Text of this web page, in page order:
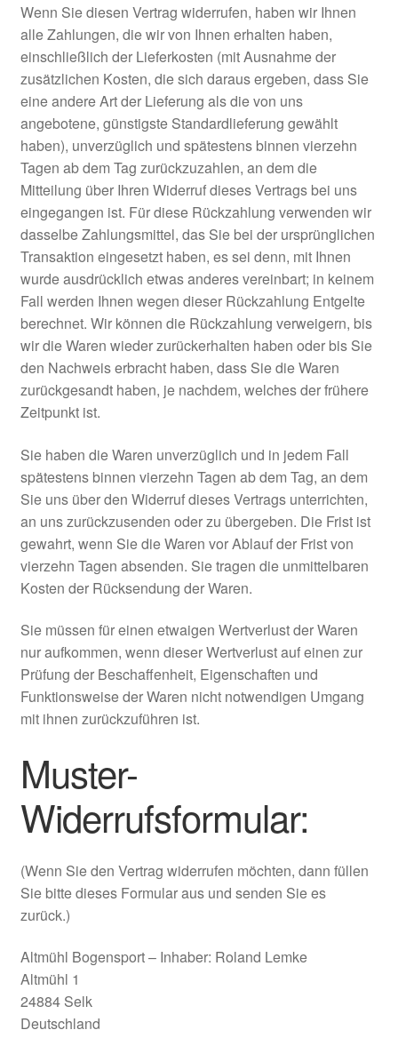
Wenn Sie diesen Vertrag widerrufen, haben wir Ihnen
alle Zahlungen, die wir von Ihnen erhalten haben,
einschließlich der Lieferkosten (mit Ausnahme der
zusätzlichen Kosten, die sich daraus ergeben, dass Sie
eine andere Art der Lieferung als die von uns
angebotene, günstigste Standardlieferung gewählt
haben), unverzüglich und spätestens binnen vierzehn
Tagen ab dem Tag zurückzuzahlen, an dem die
Mitteilung über Ihren Widerruf dieses Vertrags bei uns
eingegangen ist. Für diese Rückzahlung verwenden wir
dasselbe Zahlungsmittel, das Sie bei der ursprünglichen
Transaktion eingesetzt haben, es sei denn, mit Ihnen
wurde ausdrücklich etwas anderes vereinbart; in keinem
Fall werden Ihnen wegen dieser Rückzahlung Entgelte
berechnet. Wir können die Rückzahlung verweigern, bis
wir die Waren wieder zurückerhalten haben oder bis Sie
den Nachweis erbracht haben, dass Sie die Waren
zurückgesandt haben, je nachdem, welches der frühere
Zeitpunkt ist.
Sie haben die Waren unverzüglich und in jedem Fall
spätestens binnen vierzehn Tagen ab dem Tag, an dem
Sie uns über den Widerruf dieses Vertrags unterrichten,
an uns zurückzusenden oder zu übergeben. Die Frist ist
gewahrt, wenn Sie die Waren vor Ablauf der Frist von
vierzehn Tagen absenden. Sie tragen die unmittelbaren
Kosten der Rücksendung der Waren.
Sie müssen für einen etwaigen Wertverlust der Waren
nur aufkommen, wenn dieser Wertverlust auf einen zur
Prüfung der Beschaffenheit, Eigenschaften und
Funktionsweise der Waren nicht notwendigen Umgang
mit ihnen zurückzuführen ist.
Muster-
Widerrufsformular:
(Wenn Sie den Vertrag widerrufen möchten, dann füllen
Sie bitte dieses Formular aus und senden Sie es
zurück.)
Altmühl Bogensport – Inhaber: Roland Lemke
Altmühl 1
24884 Selk
Deutschland